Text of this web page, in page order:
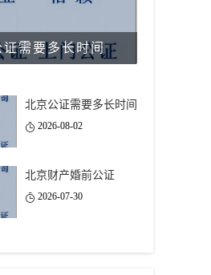
证需要多长时间
北京公证需要多长时间
2026-08-02
北京财产婚前公证
2026-07-30